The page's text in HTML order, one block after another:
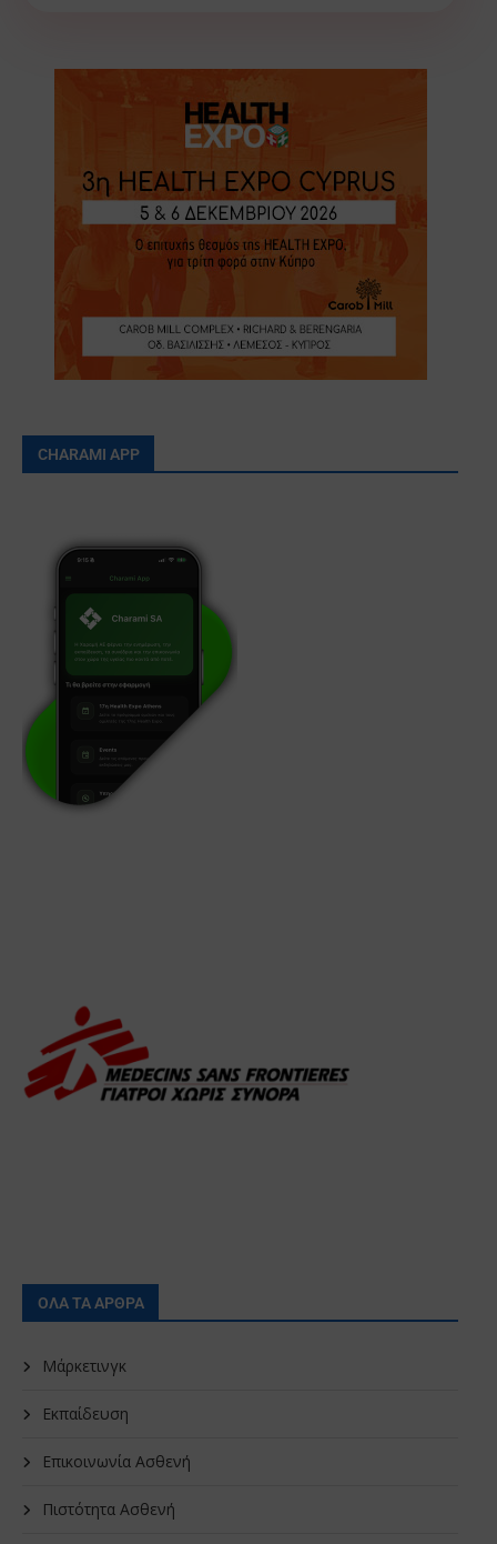
CHARAMI APP
ΟΛΑ ΤΑ ΑΡΘΡΑ
Μάρκετινγκ
Εκπαίδευση
Επικοινωνία Ασθενή
Πιστότητα Ασθενή